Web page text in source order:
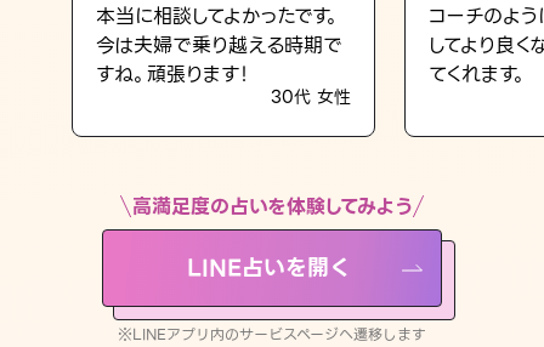
LINE占いを開く
※LINEアプリ内のサービスページへ遷移します
本当に相談してよかったです。
今は夫婦で乗り越える時期で
すね。頑張ります！
30代 女性
コーチのよ
してより良
てくれます。
高満足度の占いを体験してみよう
LINE占いを開く
※LINEアプリ内のサービスページへ遷移します